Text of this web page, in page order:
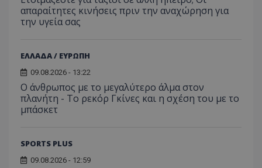
απαραίτητες κινήσεις πριν την αναχώρηση για
την υγεία σας
ΕΛΛΑΔΑ / ΕΥΡΩΠΗ
09.08.2026 - 13:22
Ο άνθρωπος με το μεγαλύτερο άλμα στον
πλανήτη - Το ρεκόρ Γκίνες και η σχέση του με το
μπάσκετ
SPORTS PLUS
09.08.2026 - 12:59